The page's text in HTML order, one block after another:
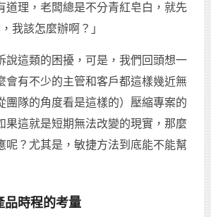
道理，老闆總是不分青紅皂白，就先
我該怎麼辦啊？」
說這類的困擾，可是，我們回頭想一
會有不少的主管和客戶都這樣幾近無
團隊的角度看是這樣的）壓縮專案的
果這就是短期無法改變的現實，那麼
呢？尤其是，敏捷方法到底能不能幫
品時程的考量